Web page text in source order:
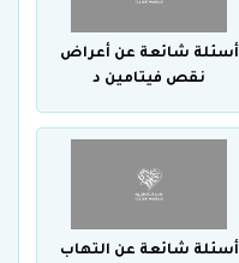
أسئلة شائعة عن أعراض
نقص فيتامين د
أسئلة شائعة عن التهاب